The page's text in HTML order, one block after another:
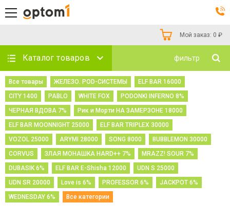
Мой заказ: 0 ₽
Каталог товаров фильтр
Все товары ЖЕЛЕЗО. POD-СИСТЕМЫ
ELF BAR 16000
CITY 1400
PABLO WHITE FOX
PODONKI INFERNO 8%
ЧЕРНАЯ ВДОВА 7%
Рик и Морти НА ЗАМЕРЗОНЕ 18000
ELF BAR MOONNIGHT 25000
ELF BAR TRIPLEX 30000
VOZOL 25000
ARYMI 28000 SONG 8000
BUBBLEMON 30000
CORVUS
ЗЛАЯ МОНАШКА HARD++ 7%
MRAZZ! SOUR 7%
DUBASIK 6%
ELF BAR E-Shisha 12000
UDN S 25000
UDN SR 20000
Love is 6% PROFESSOR 6%
JACKPOT 6%
WEDNESDAY 6%
Все категории